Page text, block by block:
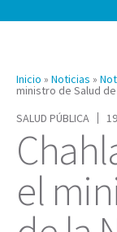
Inicio » Noticias »
ministro de Salud de
SALUD PÚBLICA
el